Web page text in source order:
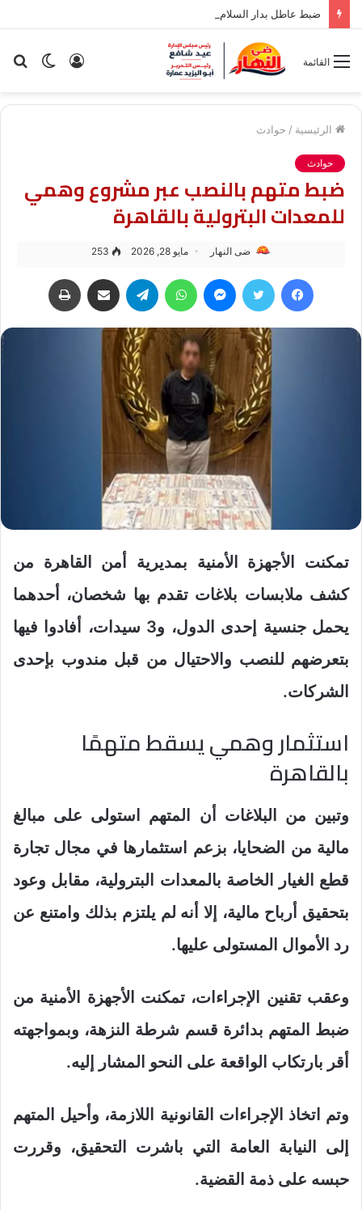
ضبط عاطل بدار السلام بحوزته هيروين بعد تداول فيديو الواقعة
الوضع تسجيل
القائمة
الرئيسية / حوادث
حوادث
ضبط متهم بالنصب عبر مشروع وهمي
للمعدات البترولية بالقاهرة
ضى النهار مايو 28, 2026 253
فيسبوك تويتر ماسنجر واتساب تيلقرام مشاركة عبر البريد
تمكنت الأجهزة الأمنية بمديرية أمن القاهرة من
كشف ملابسات بلاغات تقدم بها شخصان، أحدهما
يحمل جنسية إحدى الدول، و3 سيدات، أفادوا فيها
بتعرضهم للنصب والاحتيال من قبل مندوب بإحدى
الشركات.
استثمار وهمي يسقط متهمًا
بالقاهرة
وتبين من البلاغات أن المتهم استولى على مبالغ
مالية من الضحايا، بزعم استثمارها في مجال تجارة
قطع الغيار الخاصة بالمعدات البترولية، مقابل وعود
بتحقيق أرباح مالية، إلا أنه لم يلتزم بذلك وامتنع عن
رد الأموال المستولى عليها.
وعقب تقنين الإجراءات، تمكنت الأجهزة الأمنية من
ضبط المتهم بدائرة قسم شرطة النزهة، وبمواجهته
أقر بارتكاب الواقعة على النحو المشار إليه.
وتم اتخاذ الإجراءات القانونية اللازمة، وأحيل المتهم
إلى النيابة العامة التي باشرت التحقيق، وقررت
حبسه على ذمة القضية.